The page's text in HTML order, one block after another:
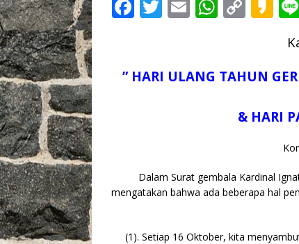
F
e
T
te
E
l
W
s
C
y
n
K
a
” HARI ULANG TAHUN
& HARI
Dalam Surat gembala Kardinal
mengatakan bahwa ada beberapa hal
(1). Setiap 16 Oktober, kita